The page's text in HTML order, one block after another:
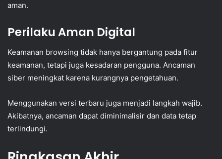
aman.
Perilaku Aman Digital
Keamanan browsing tidak hanya bergantung pada fitur
keamanan, tetapi juga kesadaran pengguna. Ancaman
siber meningkat karena kurangnya pengetahuan.
Menggunakan versi terbaru juga menjadi langkah wajib.
Akibatnya, ancaman dapat diminimalisir dan data tetap
terlindungi.